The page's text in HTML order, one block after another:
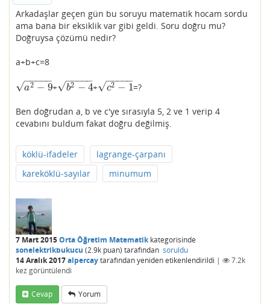
Arkadaşlar geçen gün bu soruyu matematik hocam sordu
ama bana bir eksiklik var gibi geldi. Soru doğru mu?
Doğruysa çözümü nedir?
a+b+c=8
a2 − 9
− −
−−−
√
a2−9 + b2 − 4
− −
−−−
√
b2−4 + c2 − 1
− −
−−−
√
c2−1 =?
Ben doğrudan a, b ve c'ye sırasıyla 5, 2 ve 1 verip 4
cevabını buldum fakat doğru değilmiş.
köklü-ifadeler
lagrange-çarpanı
kareköklü-sayılar
minumum
7 Mart 2015Orta Öğretim Matematikkategorisinde
sonelektrikbukucu (2.9k puan) tarafından soruldu
14 Aralık 2017alpercaytarafındanyeniden etikenlendirildi |
7.2k
kez görüntülendi
Cevap Yorum